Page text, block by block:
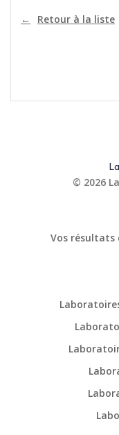
Retour à la liste
© 2026
Vos résultats